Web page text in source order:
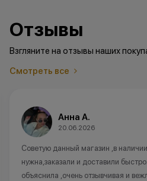
Отзывы
Взгляните на отзывы наших
Смотреть все
Анна А.
20.06.2026
Советую данный магазин ,в
нужна,заказали и доставили
объяснила ,очень отзывчивая и